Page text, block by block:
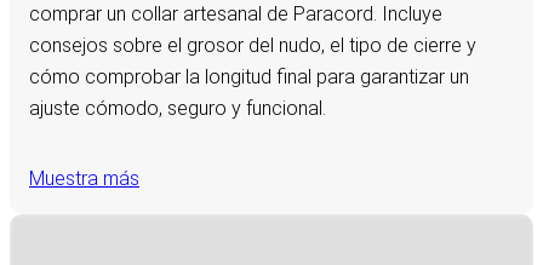
comprar un collar artesanal de Paracord. Incluye
consejos sobre el grosor del nudo, el tipo de cierre y
cómo comprobar la longitud final para garantizar un
ajuste cómodo, seguro y funcional.
Muestra más